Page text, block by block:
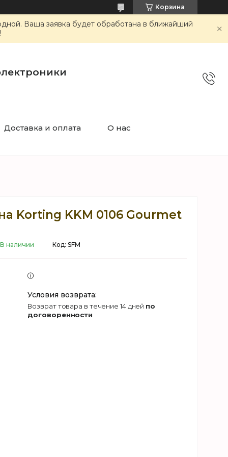
Корзина
Ваша заявка будет обработана в ближайший
Доставка и оплата О нас
Korting KKM 0106 Gourmet
В наличии Код: SFM
возврат товара в течение 14 дней по
договоренности